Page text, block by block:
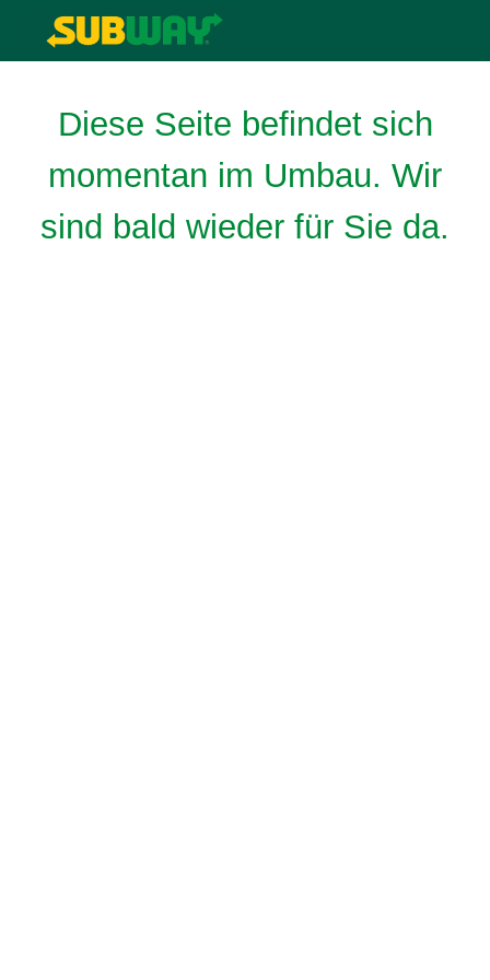
Diese Seite befindet sich
momentan im Umbau. Wir
sind bald wieder für Sie da.